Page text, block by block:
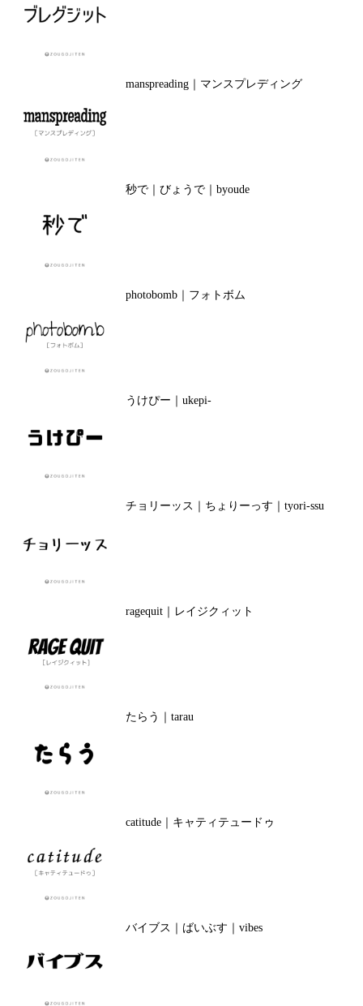
manspreading｜マンスプレディング
秒で｜びょうで｜byoude
photobomb｜フォトボム
うけぴー｜ukepi-
チョリーッス｜ちょりーっす｜tyori-ssu
ragequit｜レイジクィット
たらう｜tarau
catitude｜キャティテュードゥ
バイブス｜ばいぶす｜vibes